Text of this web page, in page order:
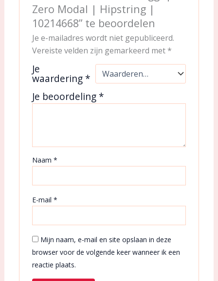
Zero Modal | Hipstring |
10214668” te beoordelen
Je e-mailadres wordt niet gepubliceerd.
Vereiste velden zijn gemarkeerd met *
Je
waardering *
Je beoordeling *
Naam*
E-mail*
Mijn naam, e-mail en site opslaan in deze
browser voor de volgende keer wanneer ik een
reactie plaats.